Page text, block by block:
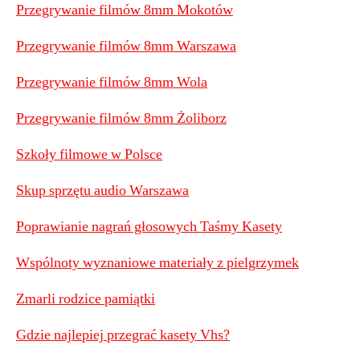
Przegrywanie filmów 8mm Mokotów
Przegrywanie filmów 8mm Warszawa
Przegrywanie filmów 8mm Wola
Przegrywanie filmów 8mm Żoliborz
Szkoły filmowe w Polsce
Skup sprzętu audio Warszawa
Poprawianie nagrań głosowych Taśmy Kasety
Wspólnoty wyznaniowe materiały z pielgrzymek
Zmarli rodzice pamiątki
Gdzie najlepiej przegrać kasety Vhs?